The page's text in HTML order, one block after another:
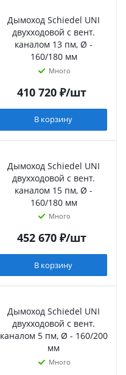
Дымоход Schiedel UNI
двухходовой с вент.
каналом 13 пм, Ø -
160/180 мм
Много
410 720₽/шт
В корзину
Дымоход Schiedel UNI
двухходовой с вент.
каналом 15 пм, Ø -
160/180 мм
Много
452 670₽/шт
В корзину
Дымоход Schiedel UNI
двухходовой с вент.
каналом 5 пм, Ø - 160/200
мм
Много